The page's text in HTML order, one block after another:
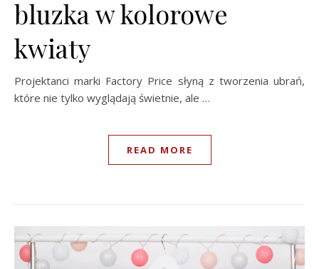
bluzka w kolorowe
kwiaty
Projektanci marki Factory Price słyną z tworzenia ubrań,
które nie tylko wyglądają świetnie, ale …
READ MORE